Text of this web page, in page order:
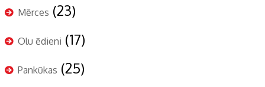
Mērces (23)
Olu ēdieni (17)
Pankūkas (25)